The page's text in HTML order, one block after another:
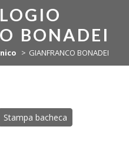
BONADEI
GIANFRANCO BONADEI
Stampa bacheca